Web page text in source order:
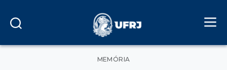
Categorias
MEMÓRIA